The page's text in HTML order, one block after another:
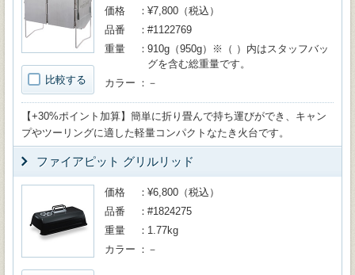
比較する
価格
¥7,800（税込）
品番
#1122769
重量
910g（950g）※（ ）内はスタッフバッ
グを含む総重量です。
カラー
－
【+30%ポイント加算】簡単に折り畳んで持ち運びができ、キャン
プやツーリングに適した軽量コンパクトなたき火台です。
ファイアピット グリルリッド
価格
¥6,800（税込）
品番
#1824275
重量
1.77kg
カラー
－